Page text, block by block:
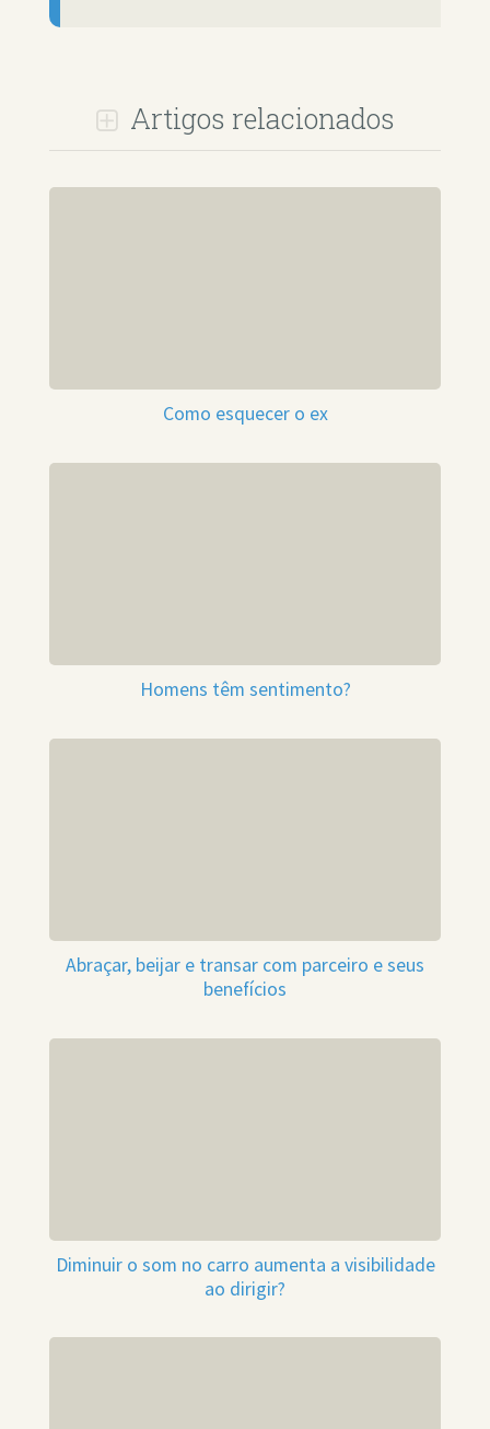
Artigos relacionados
Como esquecer o ex
Homens têm sentimento?
Abraçar, beijar e transar com parceiro e seus
benefícios
Diminuir o som no carro aumenta a visibilidade
ao dirigir?